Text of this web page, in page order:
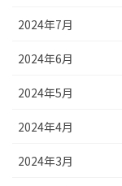
2024年7月
2024年6月
2024年5月
2024年4月
2024年3月